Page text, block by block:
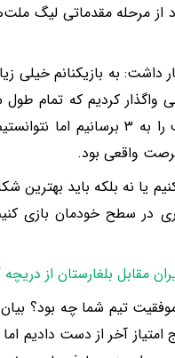
داشت: به بازیکنانم خیلی
توپ داشتیم که می‌توانستیم اختلاف
واقعی بود.
نه بلکه باید بهترین
در سطح خودمان بازی
مقابل بلغارستان از دریچه
تیم شما چه بود؟
آخر از دست دادیم اما